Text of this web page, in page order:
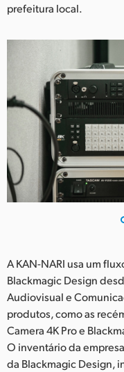
Sweden
Turkey
UAE
Ukraine
United Kingdom
United States
prefeitura local.
A KAN-NARI usa um
Blackmagic Design
Audiovisual e
produtos, como as
Camera 4K Pro e
O inventário da
da Blackmagic Design,